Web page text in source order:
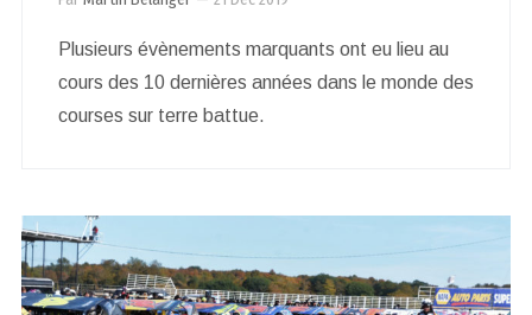
Plusieurs évènements marquants ont eu lieu au
cours des 10 dernières années dans le monde des
courses sur terre battue.